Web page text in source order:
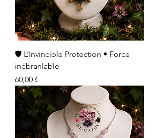
🛡️ L’Invincible Protection • Force
inébranlable
Prix
60,00 €